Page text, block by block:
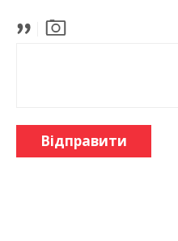
Відправити